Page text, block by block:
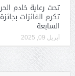
تحت رعاية خادم
تكرم الفائزات
السابعة
أبريل 09, 2025